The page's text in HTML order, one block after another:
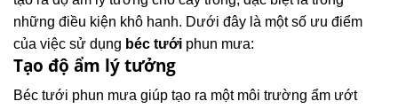
những điều kiện khô hanh. Dưới đây là một số ưu điểm
của việc sử dụng béc tưới phun mưa:
Tạo độ ẩm lý tưởng
Béc tưới phun mưa giúp tạo ra một môi trường ẩm ướt